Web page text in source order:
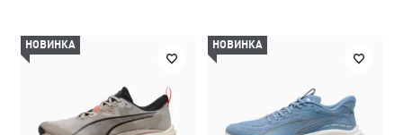
НОВИНКА НОВИНКА